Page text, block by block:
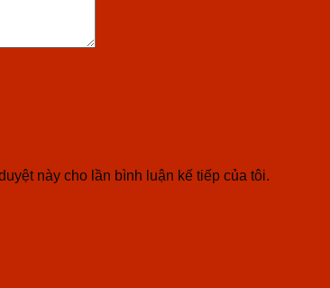
này cho lần bình luận kế tiếp của tôi.